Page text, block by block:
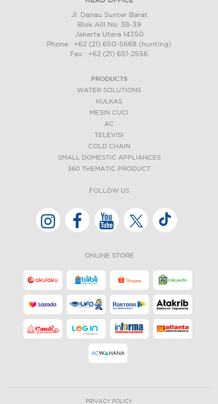
Jl. Danau Sunter Barat
Blok AIII No. 38-39
Jakarta Utara 14350
Phone : +62 (21) 650-5668 (hunting)
Fax : +62 (21) 651-2556
PRODUCTS
WATER SOLUTIONS
KULKAS
MESIN CUCI
AC
TELEVISI
COLD CHAIN
SMALL DOMESTIC APPLIANCES
360 THEMATIC PRODUCT
FOLLOW US
ONLINE STORE
PRIVACY POLICY